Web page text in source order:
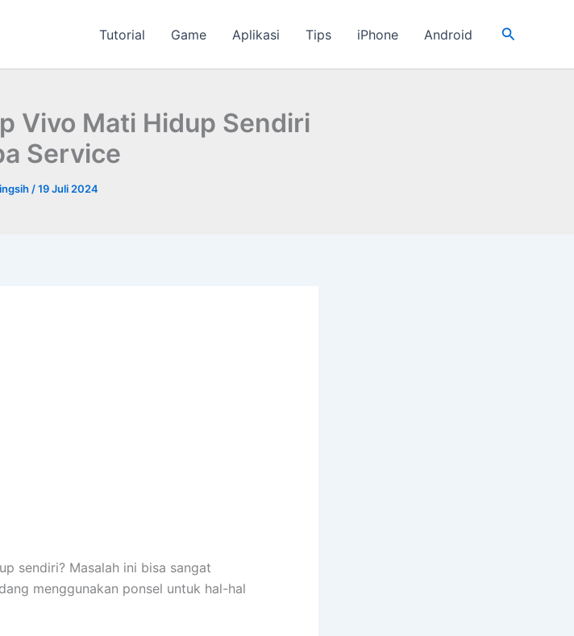
Tutorial Game Aplikasi Tips iPhone Android Cari
Vivo Mati Hidup Sendiri
Service
/19 Juli 2024
sendiri? Masalah ini bisa sangat
menggunakan ponsel untuk hal-hal